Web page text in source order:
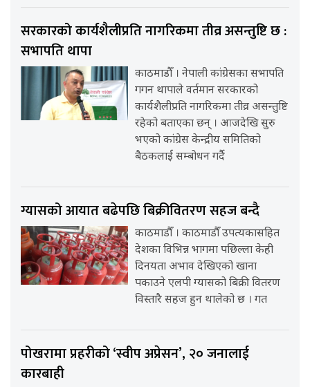
सरकारको कार्यशैलीप्रति नागरिकमा तीव्र असन्तुष्टि छ :
सभापति थापा
काठमाडौँ । नेपाली कांग्रेसका सभापति
गगन थापाले वर्तमान सरकारको
कार्यशैलीप्रति नागरिकमा तीव्र असन्तुष्टि
रहेको बताएका छन् । आजदेखि सुरु
भएको कांग्रेस केन्द्रीय समितिको
बैठकलाई सम्बोधन गर्दै
ग्यासको आयात बढेपछि बिक्रीवितरण सहज बन्दै
काठमाडौँ । काठमाडौँ उपत्यकासहित
देशका विभिन्न भागमा पछिल्ला केही
दिनयता अभाव देखिएको खाना
पकाउने एलपी ग्यासको बिक्री वितरण
विस्तारै सहज हुन थालेको छ । गत
पोखरामा प्रहरीको ‘स्वीप अप्रेसन’, २० जनालाई
कारबाही